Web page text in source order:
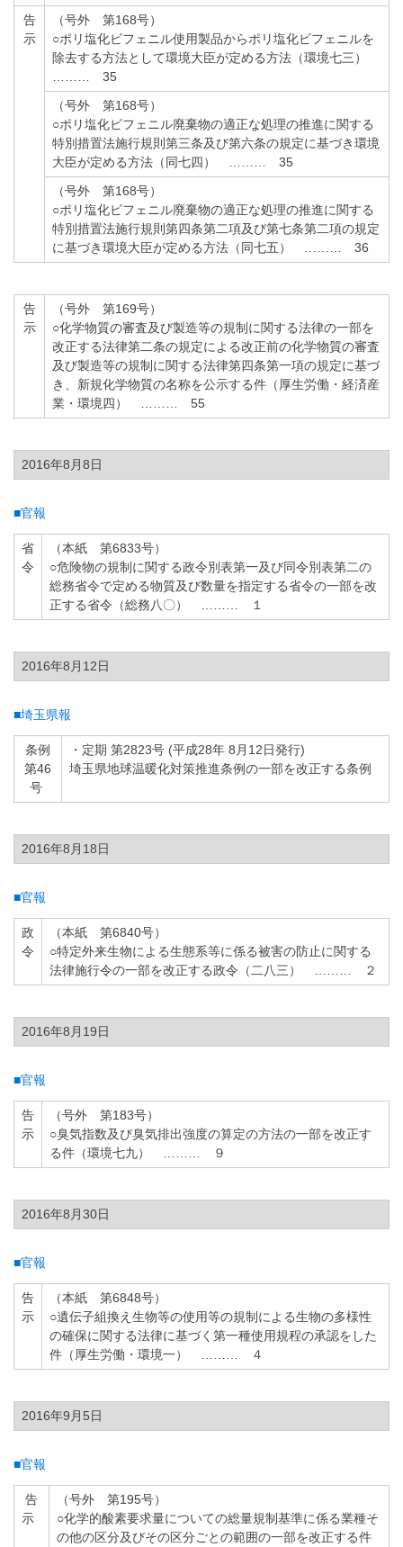
告
示
（号外 第168号）
○ポリ塩化ビフェニル使用製品からポリ塩化ビフェニルを
除去する方法として環境大臣が定める方法（環境七三）
……… 35
（号外 第168号）
○ポリ塩化ビフェニル廃棄物の適正な処理の推進に関する
特別措置法施行規則第三条及び第六条の規定に基づき環境
大臣が定める方法（同七四） ……… 35
（号外 第168号）
○ポリ塩化ビフェニル廃棄物の適正な処理の推進に関する
特別措置法施行規則第四条第二項及び第七条第二項の規定
に基づき環境大臣が定める方法（同七五） ……… 36
告
示
（号外 第169号）
○化学物質の審査及び製造等の規制に関する法律の一部を
改正する法律第二条の規定による改正前の化学物質の審査
及び製造等の規制に関する法律第四条第一項の規定に基づ
き、新規化学物質の名称を公示する件（厚生労働・経済産
業・環境四） ……… 55
2016年8月8日
■官報
省
令
（本紙 第6833号）
○危険物の規制に関する政令別表第一及び同令別表第二の
総務省令で定める物質及び数量を指定する省令の一部を改
正する省令（総務八〇） ……… １
2016年8月12日
■埼玉県報
条例
第46
号
・定期 第2823号 (平成28年 8月12日発行)
埼玉県地球温暖化対策推進条例の一部を改正する条例
2016年8月18日
■官報
政
令
（本紙 第6840号）
○特定外来生物による生態系等に係る被害の防止に関する
法律施行令の一部を改正する政令（二八三） ……… ２
2016年8月19日
■官報
告
示
（号外 第183号）
○臭気指数及び臭気排出強度の算定の方法の一部を改正す
る件（環境七九） ……… ９
2016年8月30日
■官報
告
示
（本紙 第6848号）
○遺伝子組換え生物等の使用等の規制による生物の多様性
の確保に関する法律に基づく第一種使用規程の承認をした
件（厚生労働・環境一） ……… ４
2016年9月5日
■官報
告
示
（号外 第195号）
○化学的酸素要求量についての総量規制基準に係る業種そ
の他の区分及びその区分ごとの範囲の一部を改正する件